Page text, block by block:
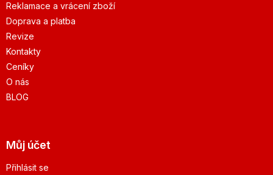
Reklamace a vrácení zboží
Doprava a platba
Revize
Kontakty
Ceníky
O nás
BLOG
Můj účet
Přihlásit se